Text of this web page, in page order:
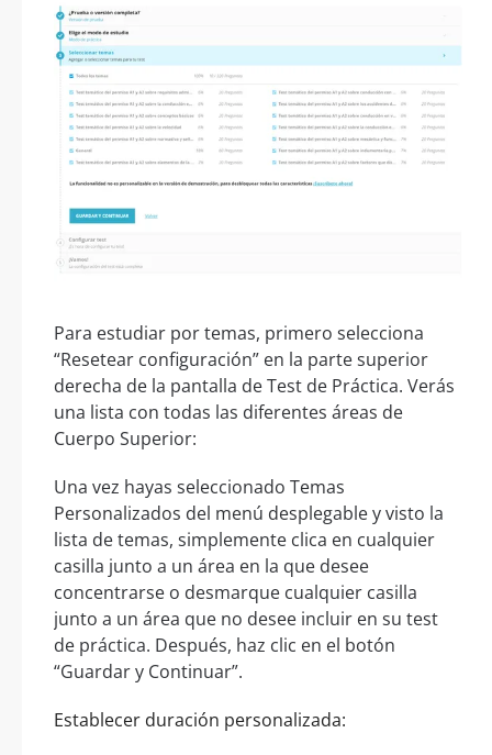
Para estudiar por temas, primero selecciona
“Resetear configuración” en la parte superior
derecha de la pantalla de Test de Práctica. Verás
una lista con todas las diferentes áreas de
Cuerpo Superior:
Una vez hayas seleccionado Temas
Personalizados del menú desplegable y visto la
lista de temas, simplemente clica en cualquier
casilla junto a un área en la que desee
concentrarse o desmarque cualquier casilla
junto a un área que no desee incluir en su test
de práctica. Después, haz clic en el botón
“Guardar y Continuar”.
Establecer duración personalizada: